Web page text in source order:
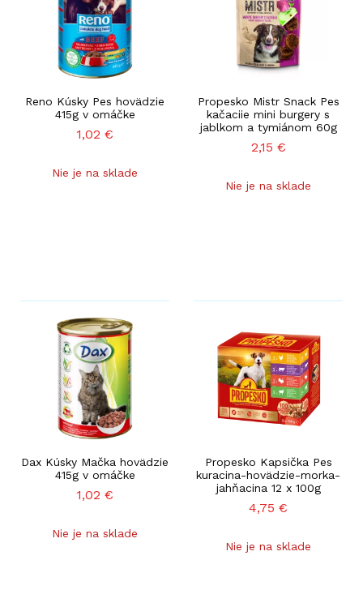
Reno Kúsky Pes hovädzie
415g v omáčke
1,02 €
Nie je na sklade
Propesko Mistr Snack Pes
kačaciie mini burgery s
jablkom a tymiánom 60g
2,15 €
Nie je na sklade
Dax Kúsky Mačka hovädzie
415g v omáčke
1,02 €
Nie je na sklade
Propesko Kapsička Pes
kuracina-hovädzie-morka-
jahňacina 12 x 100g
4,75 €
Nie je na sklade